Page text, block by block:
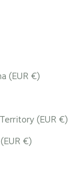
(EUR €)
(EUR €)
€)